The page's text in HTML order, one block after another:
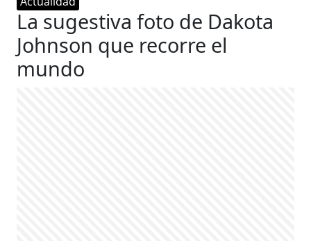
La sugestiva foto de Dakota
Johnson que recorre el
mundo